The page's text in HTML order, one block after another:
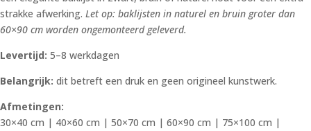
strakke afwerking. Let op: baklijsten in naturel en bruin groter dan
60×90 cm worden ongemonteerd geleverd.
Levertijd: 5–8 werkdagen
Belangrijk: dit betreft een druk en geen origineel kunstwerk.
Afmetingen:
30×40 cm | 40×60 cm | 50×70 cm | 60×90 cm | 75×100 cm |